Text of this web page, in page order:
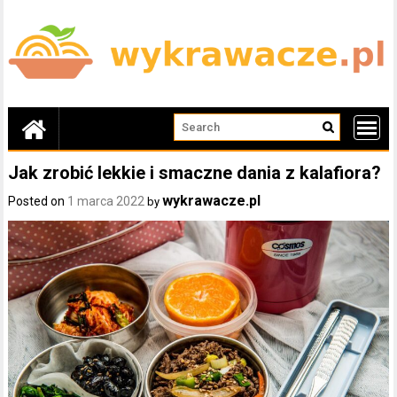
content
Jak zrobić lekkie i smaczne dania z kalafiora?
Posted on 1 marca 2022 bywykrawacze.pl